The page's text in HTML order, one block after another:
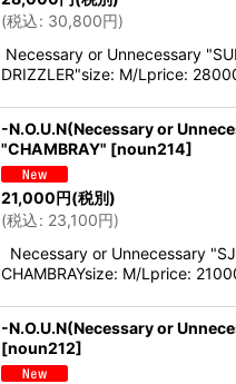
(税込: 30,800円)
Necessary or Unnecessary
DRIZZLER"size: M/Lprice:
-N.O.U.N(Necessary or
"CHAMBRAY" [noun214]
21,000円(税別)
(税込: 23,100円)
Necessary or Unnecessary
CHAMBRAYsize: M/Lprice:
-N.O.U.N(Necessary or
[noun212]